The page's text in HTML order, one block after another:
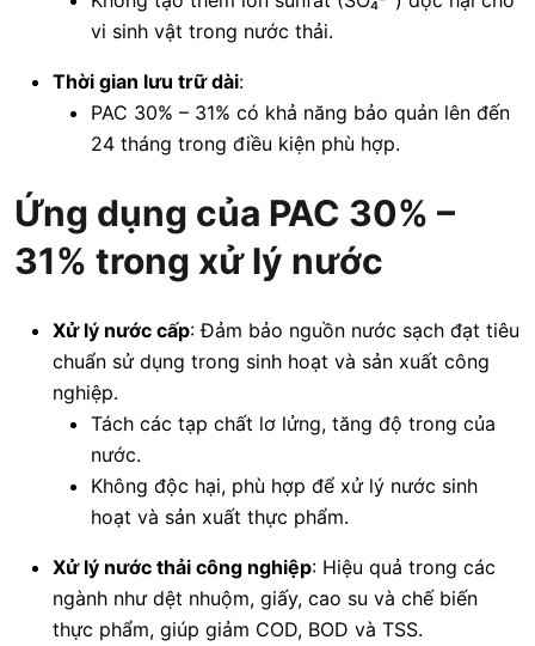
vi sinh vật trong nước thải.
Thời gian lưu trữ dài:
PAC 30% – 31% có khả năng bảo quản lên đến
24 tháng trong điều kiện phù hợp.
Ứng dụng của PAC 30% –
31% trong xử lý nước
Xử lý nước cấp: Đảm bảo nguồn nước sạch đạt tiêu
chuẩn sử dụng trong sinh hoạt và sản xuất công
nghiệp.
Tách các tạp chất lơ lửng, tăng độ trong của
nước.
Không độc hại, phù hợp để xử lý nước sinh
hoạt và sản xuất thực phẩm.
Xử lý nước thải công nghiệp: Hiệu quả trong các
ngành như dệt nhuộm, giấy, cao su và chế biến
thực phẩm, giúp giảm COD, BOD và TSS.